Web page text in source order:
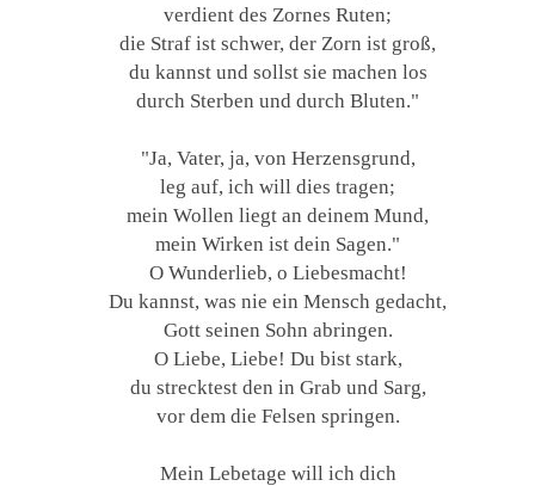
verdient des Zornes Ruten;
die Straf ist schwer, der Zorn ist groß,
du kannst und sollst sie machen los
durch Sterben und durch Bluten."
"Ja, Vater, ja, von Herzensgrund,
leg auf, ich will dies tragen;
mein Wollen liegt an deinem Mund,
mein Wirken ist dein Sagen."
O Wunderlieb, o Liebesmacht!
Du kannst, was nie ein Mensch gedacht,
Gott seinen Sohn abringen.
O Liebe, Liebe! Du bist stark,
du strecktest den in Grab und Sarg,
vor dem die Felsen springen.
Mein Lebetage will ich dich